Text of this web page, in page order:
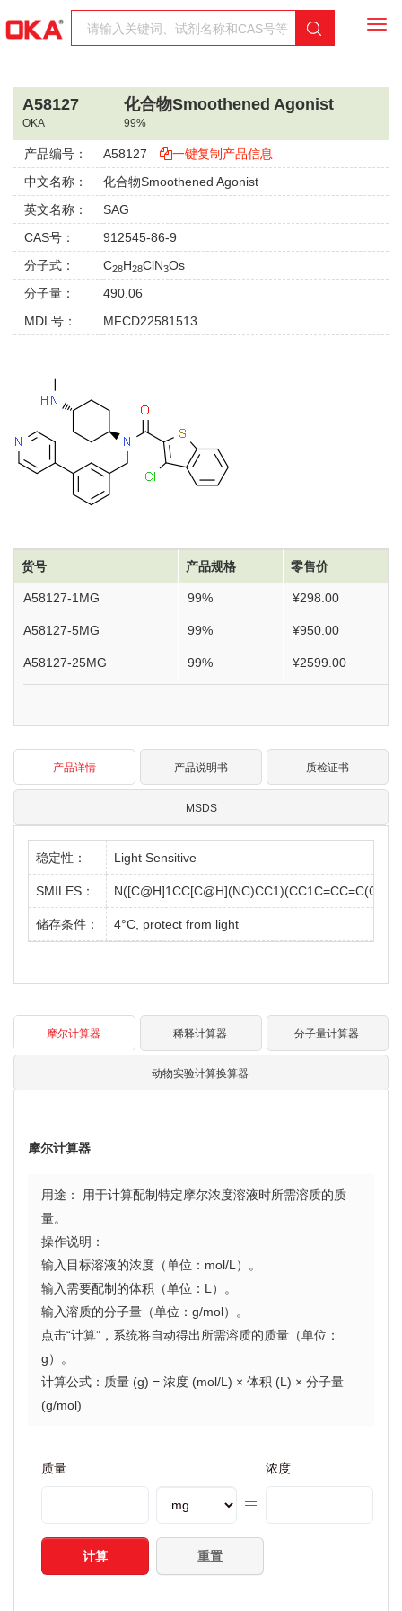
A58127
OKA
化合物Smoothened Agonist
99%
产品编号： A58127
一键复制产品信息
中文名称：
化合物Smoothened Agonist
英文名称：
SAG
CAS号：
912545-86-9
分子式：
C28H28ClN3Os
分子量：
490.06
MDL号：
MFCD22581513
货号 产品规格 零售价
A58127-1MG 99% ¥298.00
A58127-5MG 99% ¥950.00
A58127-25MG 99% ¥2599.00
产品详情 产品说明书 质检证书
MSDS
稳定性： Light Sensitive
SMILES：
储存条件： 4°C, protect from light
摩尔计算器 稀释计算器 分子量计算器
动物实验计算换算器
摩尔计算器
用途： 用于计算配制特定摩尔浓度溶液时所需溶质的质
量。
操作说明：
输入目标溶液的浓度（单位：mol/L）。
输入需要配制的体积（单位：L）。
输入溶质的分子量（单位：g/mol）。
点击“计算”，系统将自动得出所需溶质的质量（单位：
g）。
计算公式：质量 (g) = 浓度 (mol/L) × 体积 (L) × 分子量
(g/mol)
质量 浓度
计算 重置